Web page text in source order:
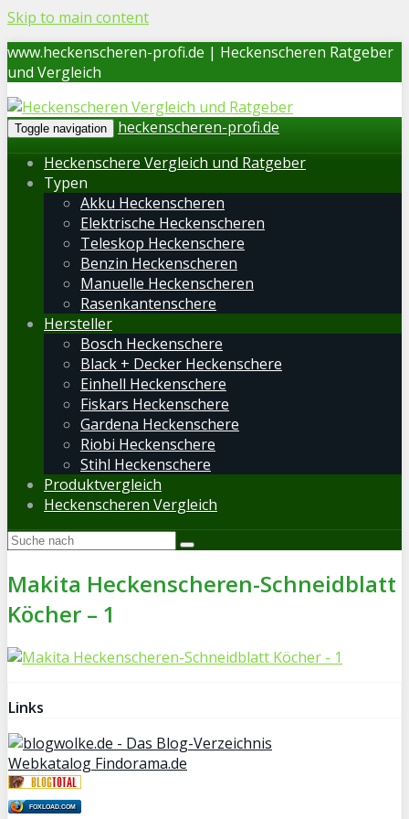
Skip to main content
www.heckenscheren-profi.de | Heckenscheren Ratgeber
und Vergleich
Toggle navigation
heckenscheren-profi.de
Heckenschere Vergleich und Ratgeber
Typen
Akku Heckenscheren
Elektrische Heckenscheren
Teleskop Heckenschere
Benzin Heckenscheren
Manuelle Heckenscheren
Rasenkantenschere
Hersteller
Bosch Heckenschere
Black + Decker Heckenschere
Einhell Heckenschere
Fiskars Heckenschere
Gardena Heckenschere
Riobi Heckenschere
Stihl Heckenschere
Produktvergleich
Heckenscheren Vergleich
Makita Heckenscheren-Schneidblatt
Köcher – 1
Links
Webkatalog Findorama.de
FOXLOAD.COM